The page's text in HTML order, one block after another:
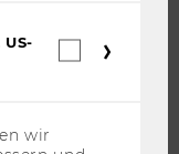
US-
wir